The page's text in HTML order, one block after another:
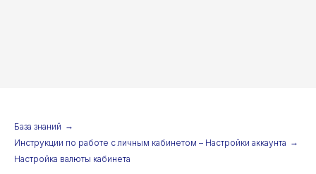
База знаний →
Инструкции по работе с личным кабинетом – Настройки аккаунта →
Настройка валюты кабинета